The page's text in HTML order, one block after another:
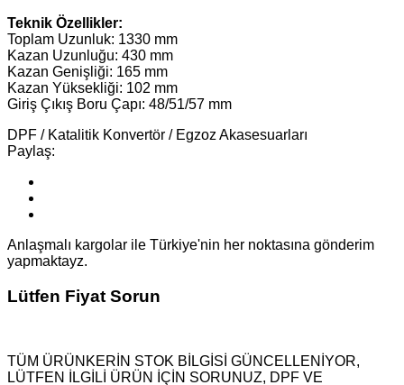
Teknik Özellikler:
Toplam Uzunluk: 1330 mm
Kazan Uzunluğu: 430 mm
Kazan Genişliği: 165 mm
Kazan Yüksekliği: 102 mm
Giriş Çıkış Boru Çapı: 48/51/57 mm
DPF / Katalitik Konvertör / Egzoz Akasesuarları
Paylaş:
Anlaşmalı kargolar ile Türkiye'nin her noktasına gönderim
yapmaktayz.
Lütfen Fiyat Sorun
TÜM ÜRÜNKERİN STOK BİLGİSİ GÜNCELLENİYOR,
LÜTFEN İLGİLİ ÜRÜN İÇİN SORUNUZ, DPF VE